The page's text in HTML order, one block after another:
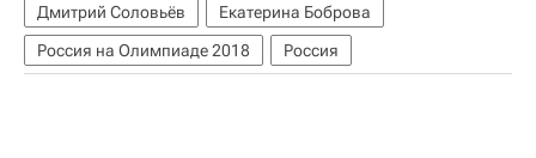
Дмитрий Соловьёв
Екатерина Боброва
Россия на Олимпиаде 2018
Россия